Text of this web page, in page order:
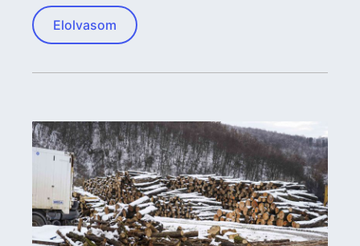
Elolvasom